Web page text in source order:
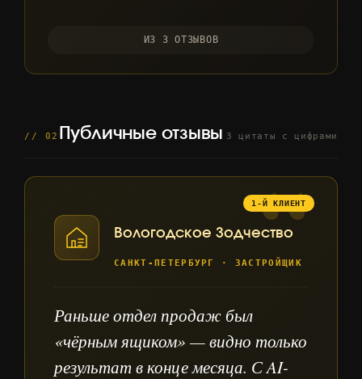
ИЗ 3 ОТЗЫВОВ
// 02 Публичные отзывы 3 цитаты с цифрами
Вологодское Зодчество
САНКТ-ПЕТЕРБУРГ · ЗАСТРОЙЩИК
Раньше отдел продаж был
«чёрным ящиком» — видно только
результат в конце месяца. С AI-